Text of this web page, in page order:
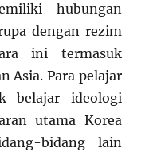
hubungan
dengan rezim
ini termasuk
Asia. Para pelajar
belajar ideologi
utama Korea
bidang lain